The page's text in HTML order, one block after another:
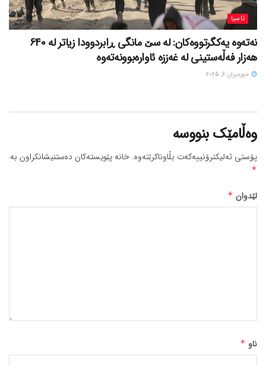
ئاسیا
نەتەوە یەکگرتووەکان: لە سێ مانگی ڕابردوودا زیاتر لە 640
هەزار فەڵەستینی لە غەززە ئاوارەبوونەتەوە
حوزه‌یران 6, 2025
وەڵامێک بنووسە
پۆستی ئەلیکترۆنییەکەت بڵاوناکرێتەوە. خانە پێویستەکان دەستنیشانکراون بە
*
لێدوان *
ناو *